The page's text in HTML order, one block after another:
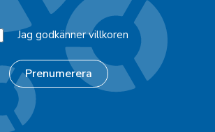
Jag godkänner villkoren